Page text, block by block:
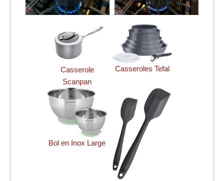
Casserole
Scanpan
Casseroles Tefal
Bol en Inox Large